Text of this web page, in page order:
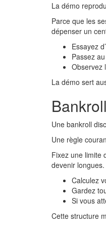
La démo
Parce que les
dépenser un
Essayez
Passez
Observez
La démo sert
Une bankroll
Une règle
Fixez une limite
devenir longues.
Calculez
Gardez
Si vous
Cette structure